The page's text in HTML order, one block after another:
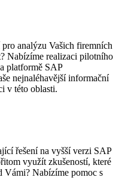
analýzu Vašich firemních
Nabízíme realizaci pilotního
platformě SAP
nejnaléhavější informační
v této oblasti.
řešení na vyšší verzi SAP
využít zkušeností, které
Vámi? Nabízíme pomoc s